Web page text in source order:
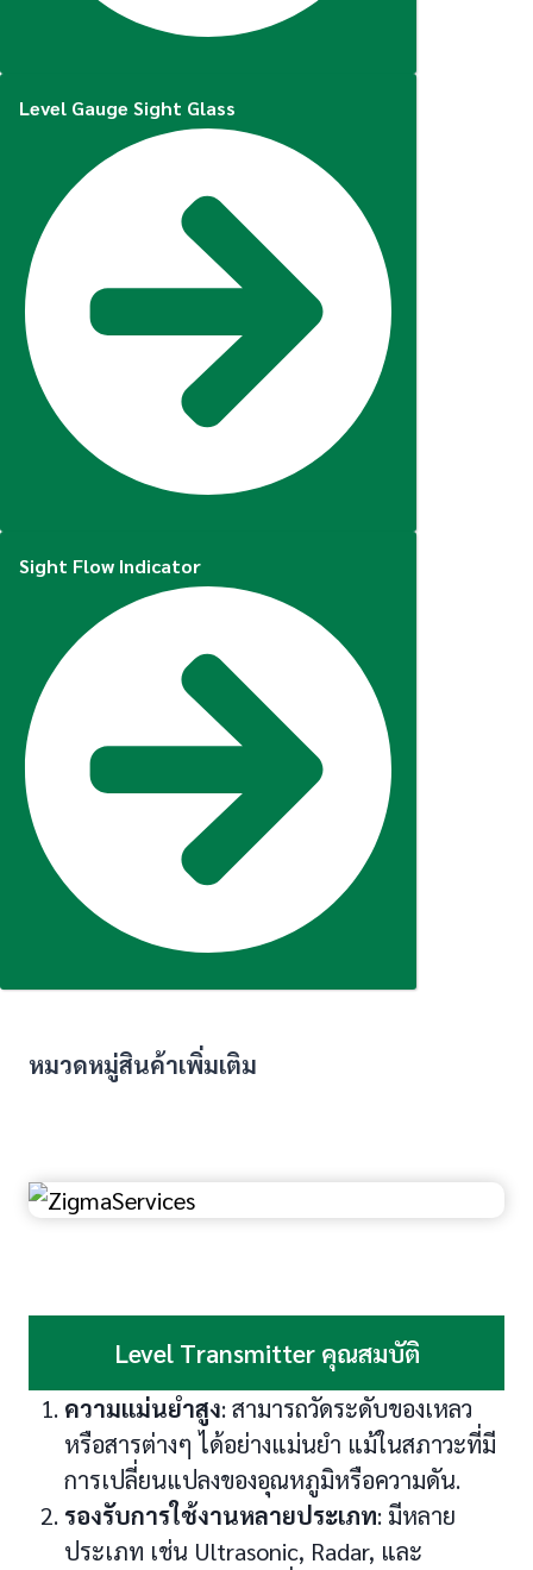
Level Gauge Sight Glass
Sight Flow Indicator
หมวดหมู่สินค้าเพิ่มเติม
Level Transmitter คุณสมบัติ
ความแม่นยำสูง: สามารถวัดระดับของเหลว
หรือสารต่างๆ ได้อย่างแม่นยำ แม้ในสภาวะที่มี
การเปลี่ยนแปลงของอุณหภูมิหรือความดัน.
รองรับการใช้งานหลายประเภท: มีหลาย
ประเภท เช่น Ultrasonic, Radar, และ